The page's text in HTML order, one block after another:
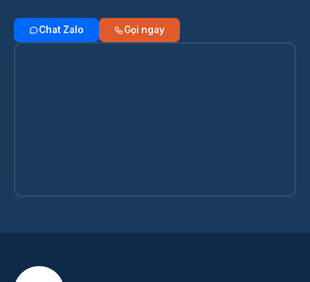
Chat Zalo Gọi ngay